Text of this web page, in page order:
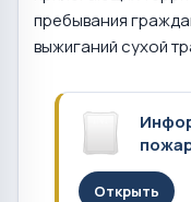
пребывания
выжиганий сухой
Открыть